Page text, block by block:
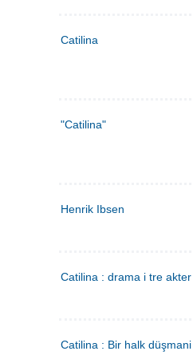
Catilina
"Catilina"
Henrik Ibsen
Catilina : drama i tre akter
Catilina : Bir halk düşmani